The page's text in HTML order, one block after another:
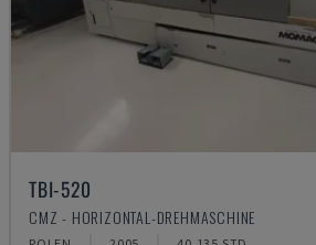
TBI-520
CMZ - HORIZONTAL-DREHMASCHINE